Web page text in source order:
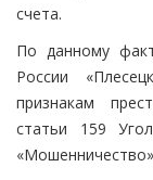
счета.
По данному
России
признакам
статьи 159